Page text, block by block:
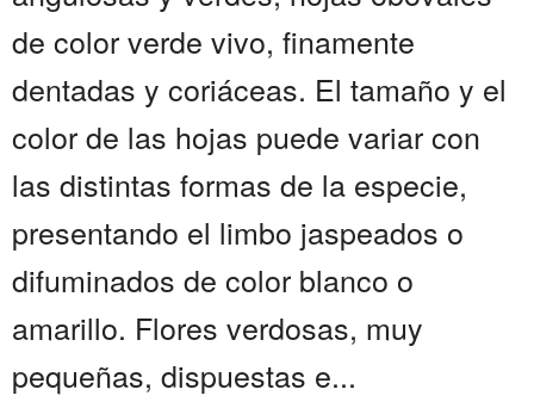
de color verde vivo, finamente
dentadas y coriáceas. El tamaño y el
color de las hojas puede variar con
las distintas formas de la especie,
presentando el limbo jaspeados o
difuminados de color blanco o
amarillo. Flores verdosas, muy
pequeñas, dispuestas e...